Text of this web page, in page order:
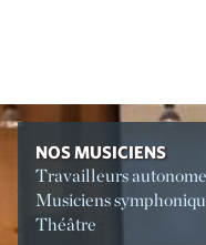
NOS MUSICIENS
Travailleurs
Musiciens
Théâtre